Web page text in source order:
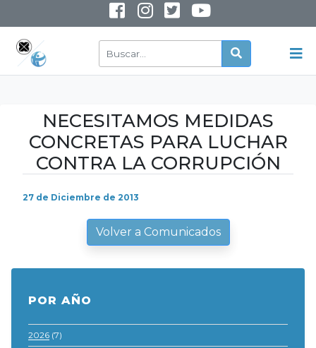
NECESITAMOS MEDIDAS
CONCRETAS PARA LUCHAR
CONTRA LA CORRUPCIÓN
27 de Diciembre de 2013
Volver a Comunicados
POR AÑO
2026 (7)